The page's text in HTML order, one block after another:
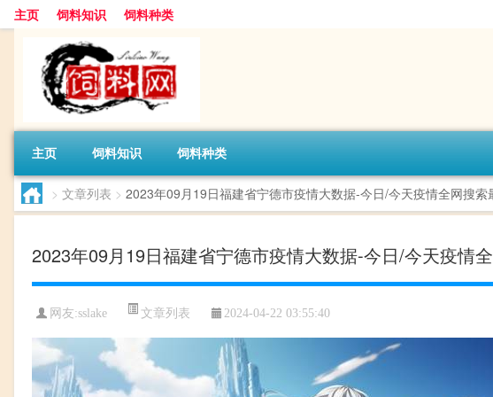
主页 饲料知识 饲料种类
主页 饲料知识 饲料种类
> 文章列表 > 2023年09月19日福建省宁德市疫情大数据-今日/今天疫情全网搜
2023年09月19日福建省宁德市疫情大数据-今日/今天疫情
网友:sslake 文章列表 2024-04-22 03:55:40